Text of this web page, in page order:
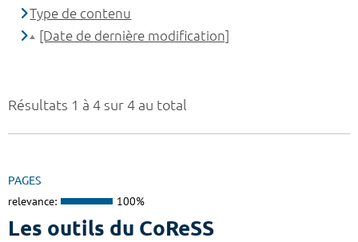
Résultats 1 à 4 sur 4 au total
PAGES
relevance: 100%
Les outils du CoReSS
Type de contenu
[Date de dernière modification]